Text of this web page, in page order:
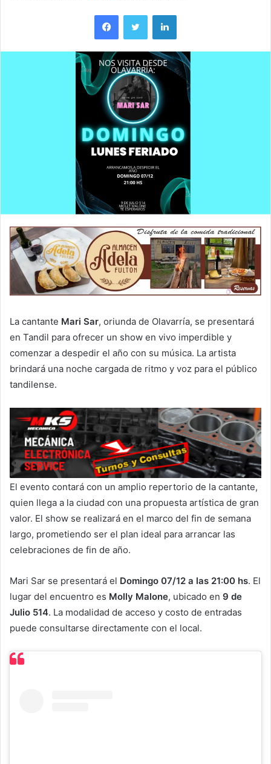
La cantante Mari Sar, oriunda de Olavarría, se presentará
en Tandil para ofrecer un show en vivo imperdible y
comenzar a despedir el año con su música. La artista
brindará una noche cargada de ritmo y voz para el público
tandilense.
El evento contará con un amplio repertorio de la cantante,
quien llega a la ciudad con una propuesta artística de gran
valor. El show se realizará en el marco del fin de semana
largo, prometiendo ser el plan ideal para arrancar las
celebraciones de fin de año.
Mari Sar se presentará el Domingo 07/12 a las 21:00 hs. El
lugar del encuentro es Molly Malone, ubicado en 9 de
Julio 514. La modalidad de acceso y costo de entradas
puede consultarse directamente con el local.